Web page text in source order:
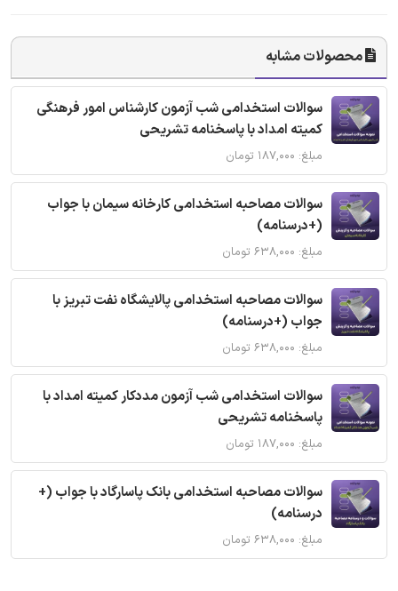
محصولات مشابه
سوالات استخدامی شب آزمون کارشناس امور فرهنگی
کمیته امداد با پاسخنامه تشریحی
مبلغ: ۱۸۷,۰۰۰ تومان
سوالات مصاحبه استخدامی کارخانه سیمان با جواب
(+درسنامه)
مبلغ: ۶۳۸,۰۰۰ تومان
سوالات مصاحبه استخدامی پالایشگاه نفت تبریز با
جواب (+درسنامه)
مبلغ: ۶۳۸,۰۰۰ تومان
سوالات استخدامی شب آزمون مددکار کمیته امداد با
پاسخنامه تشریحی
مبلغ: ۱۸۷,۰۰۰ تومان
سوالات مصاحبه استخدامی بانک پاسارگاد با جواب (+
درسنامه)
مبلغ: ۶۳۸,۰۰۰ تومان